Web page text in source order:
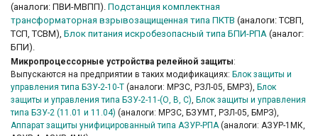
(аналоги: ПВИ-МВПП). Подстанция комплектная
трансформаторная взрывозащищенная типа ПКТВ (аналоги: ТСВП,
ТСП, ТСВМ), Блок питания искробезопасный типа БПИ-РПА (аналог:
БПИ).
Микропроцессорные устройства релейной защиты:
Выпускаются на предприятии в таких модификациях: Блок защиты и
управления типа БЗУ-2-10-Т (аналоги: МРЗС, РЗЛ-05, БМРЗ), Блок
защиты и управления типа БЗУ-2-11-(О, В, С), Блок защиты и управления
типа БЗУ-2 (11.01 и 11.04) (аналоги: МРЗС, БЗУМТ, РЗЛ-05, БМРЗ),
Аппарат защиты унифицированный типа АЗУР-РПА(аналоги: АЗУР-1МК,